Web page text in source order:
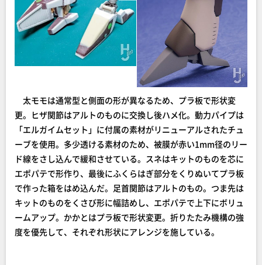
太モモは通常型と側面の形が異なるため、プラ板で形状変
更。ヒザ関節はアルトのものに交換し後ハメ化。動力パイプは
「エルガイムセット」に付属の素材がリニューアルされたチュ
ーブを使用。多少透ける素材のため、被膜が赤い1mm径のリー
ド線をさし込んで緩和させている。スネはキットのものを芯に
エポパテで形作り、最後にふくらはぎ部分をくりぬいてプラ板
で作った箱をはめ込んだ。足首関節はアルトのもの。つま先は
キットのものをくさび形に幅詰めし、エポパテで上下にボリュ
ームアップ。かかとはプラ板で形状変更。折りたたみ機構の強
度を優先して、それぞれ形状にアレンジを施している。